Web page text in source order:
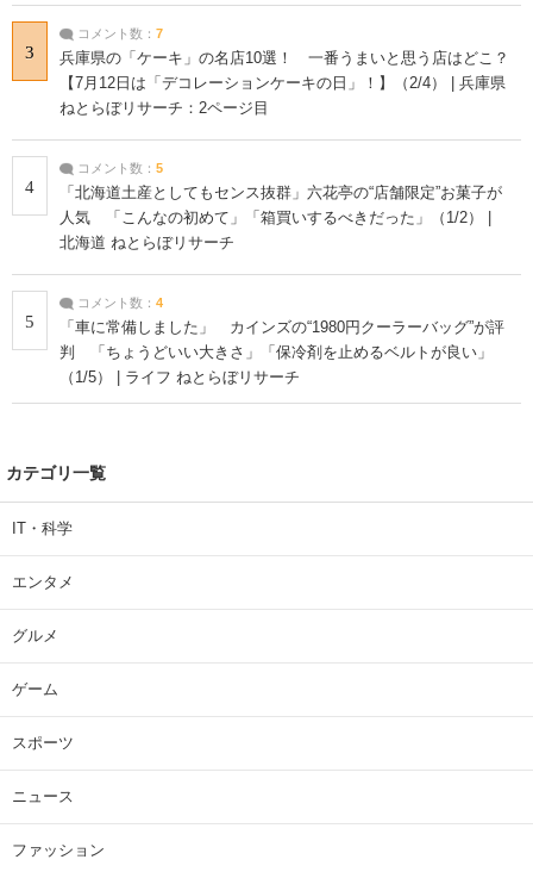
3
コメント数： 7
兵庫県の「ケーキ」の名店10選！ 一番うまいと思う店はどこ？
【7月12日は「デコレーションケーキの日」！】（2/4） | 兵庫県
ねとらぼリサーチ：2ページ目
4
コメント数： 5
「北海道土産としてもセンス抜群」六花亭の“店舗限定”お菓子が
人気 「こんなの初めて」「箱買いするべきだった」（1/2） |
北海道 ねとらぼリサーチ
5
コメント数： 4
「車に常備しました」 カインズの“1980円クーラーバッグ”が評
判 「ちょうどいい大きさ」「保冷剤を止めるベルトが良い」
（1/5） | ライフ ねとらぼリサーチ
カテゴリ一覧
IT・科学
エンタメ
グルメ
ゲーム
スポーツ
ニュース
ファッション